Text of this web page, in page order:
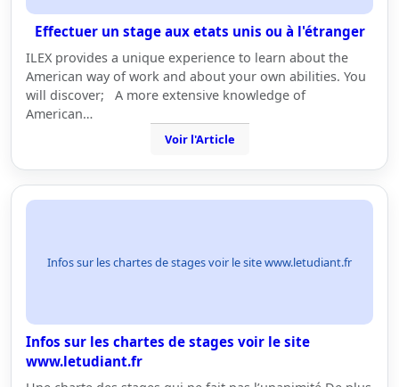
Effectuer un stage aux etats unis ou à l'étranger
ILEX provides a unique experience to learn about the
American way of work and about your own abilities. You
will discover; A more extensive knowledge of
American…
Voir l'Article
Infos sur les chartes de stages voir le site www.letudiant.fr
Infos sur les chartes de stages voir le site
www.letudiant.fr